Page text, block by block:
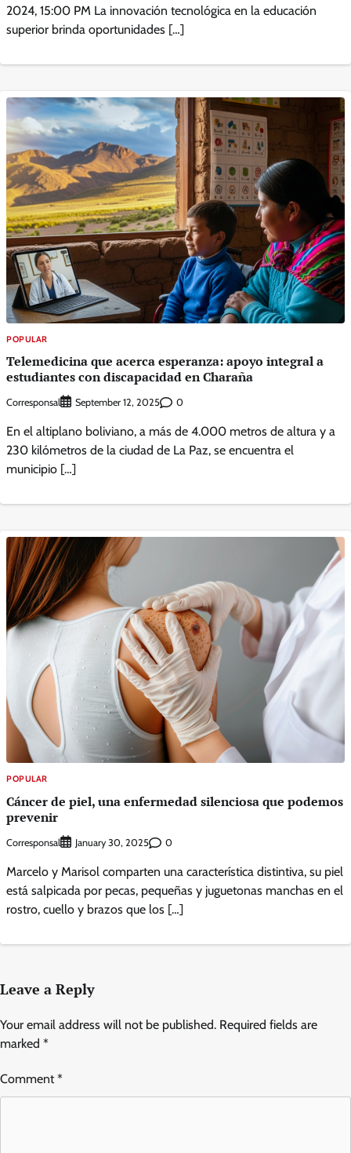
2024, 15:00 PM La innovación tecnológica en la educación
superior brinda oportunidades […]
POPULAR
Telemedicina que acerca esperanza: apoyo integral a
estudiantes con discapacidad en Charaña
Corresponsal September 12, 2025 0
En el altiplano boliviano, a más de 4.000 metros de altura y a
230 kilómetros de la ciudad de La Paz, se encuentra el
municipio […]
POPULAR
Cáncer de piel, una enfermedad silenciosa que podemos
prevenir
Corresponsal January 30, 2025 0
Marcelo y Marisol comparten una característica distintiva, su piel
está salpicada por pecas, pequeñas y juguetonas manchas en el
rostro, cuello y brazos que los […]
Leave a Reply
Your email address will not be published. Required fields are
marked *
Comment*